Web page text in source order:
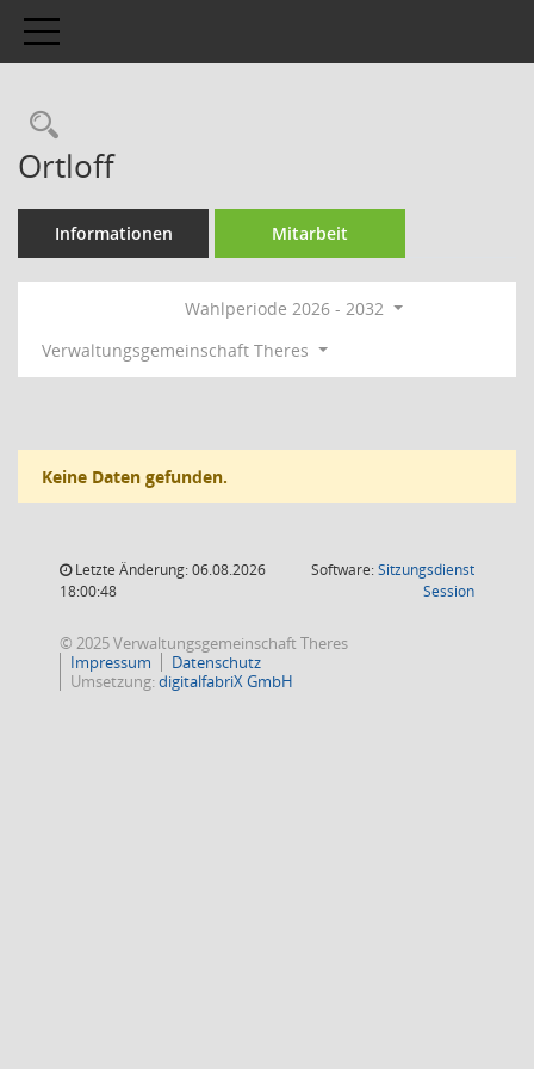
Toggle navigation
Rechercheauswahl
Ortloff
Informationen Mitarbeit
Wahlperiode 2026 - 2032
Verwaltungsgemeinschaft Theres
Keine Daten gefunden.
Letzte Änderung: 06.08.2026
18:00:48
Software:Sitzungsdienst
Session(Wird in
© 2025 Verwaltungsgemeinschaft Theres
Impressum
Datenschutz
Umsetzung:digitalfabriX GmbH